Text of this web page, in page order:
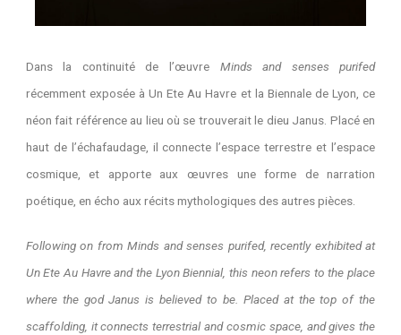
Dans la continuité de l’œuvre Minds and senses purifed
récemment exposée à Un Ete Au Havre et la Biennale de Lyon, ce
néon fait référence au lieu où se trouverait le dieu Janus. Placé en
haut de l’échafaudage, il connecte l’espace terrestre et l’espace
cosmique, et apporte aux œuvres une forme de narration
poétique, en écho aux récits mythologiques des autres pièces.
Following on from Minds and senses purifed, recently exhibited at
Un Ete Au Havre and the Lyon Biennial, this neon refers to the place
where the god Janus is believed to be. Placed at the top of the
scaffolding, it connects terrestrial and cosmic space, and gives the